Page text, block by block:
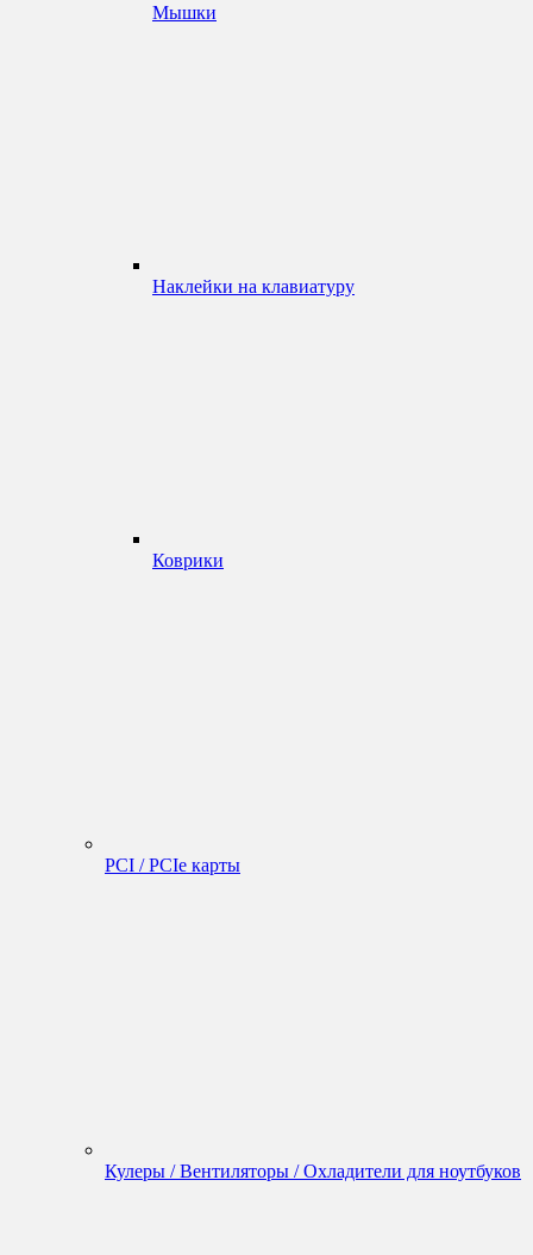
Мышки
Наклейки на клавиатуру
Коврики
PCI / PCIe карты
Кулеры / Вентиляторы / Охладители для ноутбуков